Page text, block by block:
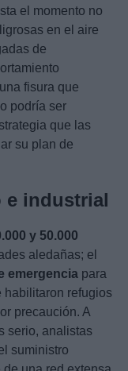
el momento no
en el aire
de
fisura que
podría ser
que las
su plan de
e industrial
y 50.000
aledañas; el
emergencia para
habilitaron refugios
precaución. A
serio, analistas
suministro